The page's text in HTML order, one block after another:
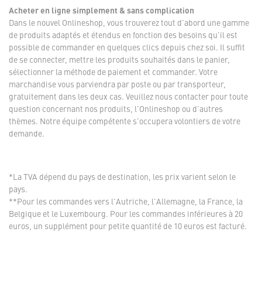
Acheter en ligne simplement & sans complication
Dans le nouvel Onlineshop, vous trouverez tout d'abord une gamme
de produits adaptés et étendus en fonction des besoins qu'il est
possible de commander en quelques clics depuis chez soi. Il suffit
de se connecter, mettre les produits souhaités dans le panier,
sélectionner la méthode de paiement et commander. Votre
marchandise vous parviendra par poste ou par transporteur,
gratuitement dans les deux cas. Veuillez nous contacter pour toute
question concernant nos produits, l'Onlineshop ou d'autres
thèmes. Notre équipe compétente s'occupera volontiers de votre
demande.
*La TVA dépend du pays de destination, les prix varient selon le
pays.
**Pour les commandes vers l'Autriche, l'Allemagne, la France, la
Belgique et le Luxembourg. Pour les commandes inférieures à 20
euros, un supplément pour petite quantité de 10 euros est facturé.